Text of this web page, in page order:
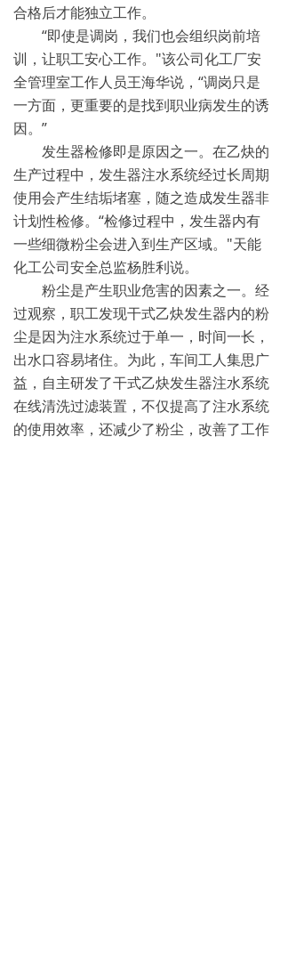
合格后才能独立工作。
“即使是调岗，我们也会组织岗前培
训，让职工安心工作。"该公司化工厂安
全管理室工作人员王海华说，“调岗只是
一方面，更重要的是找到职业病发生的诱
因。”
发生器检修即是原因之一。在乙炔的
生产过程中，发生器注水系统经过长周期
使用会产生结垢堵塞，随之造成发生器非
计划性检修。“检修过程中，发生器内有
一些细微粉尘会进入到生产区域。"天能
化工公司安全总监杨胜利说。
粉尘是产生职业危害的因素之一。经
过观察，职工发现干式乙炔发生器内的粉
尘是因为注水系统过于单一，时间一长，
出水口容易堵住。为此，车间工人集思广
益，自主研发了干式乙炔发生器注水系统
在线清洗过滤装置，不仅提高了注水系统
的使用效率，还减少了粉尘，改善了工作